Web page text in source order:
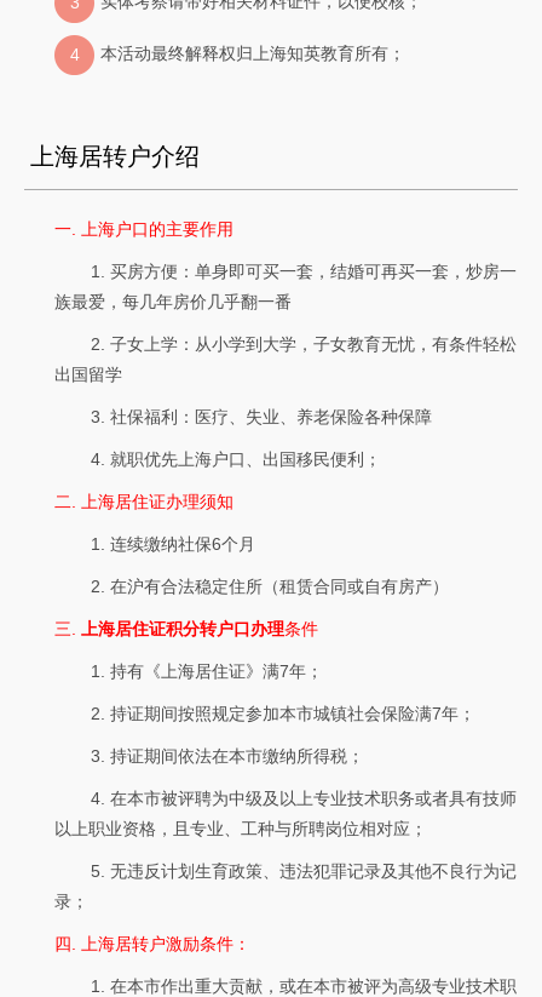
4 本活动最终解释权归上海知英教育所有；
上海居转户介绍
一. 上海户口的主要作用
1. 买房方便：单身即可买一套，结婚可再买一套，炒房一
族最爱，每几年房价几乎翻一番
2. 子女上学：从小学到大学，子女教育无忧，有条件轻松
出国留学
3. 社保福利：医疗、失业、养老保险各种保障
4. 就职优先上海户口、出国移民便利；
二. 上海居住证办理须知
1. 连续缴纳社保6个月
2. 在沪有合法稳定住所（租赁合同或自有房产）
三. 上海居住证积分转户口办理条件
1. 持有《上海居住证》满7年；
2. 持证期间按照规定参加本市城镇社会保险满7年；
3. 持证期间依法在本市缴纳所得税；
4. 在本市被评聘为中级及以上专业技术职务或者具有技师
以上职业资格，且专业、工种与所聘岗位相对应；
5. 无违反计划生育政策、违法犯罪记录及其他不良行为记
录；
四. 上海居转户激励条件：
1. 在本市作出重大贡献，或在本市被评为高级专业技术职